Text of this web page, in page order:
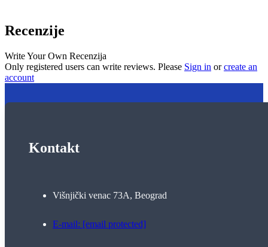
Recenzije
Write Your Own Recenzija
Only registered users can write reviews. Please Sign in orcreate an
account
Kontakt
Višnjički venac 73A, Beograd
E-mail: [email protected]